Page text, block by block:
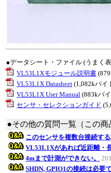
●データシート・ファイル (うまく
VL53L1Xモジュール説明書
VL53L1X Datasheet (1,082kバイ
VL53L1X User Manual (883kバ
センサ・セレクションガイド
●その他の質問一覧（この商
このセンサを複数台接続す
VL53L1Xがあれば近距離・
4mまで計測ができない。
SHDN, GPIO1の接続は必要